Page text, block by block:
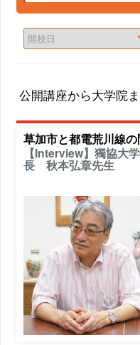
公開講座から大学院
草加市と都電荒川線
【Interview】獨協大
長 秋本弘章先生